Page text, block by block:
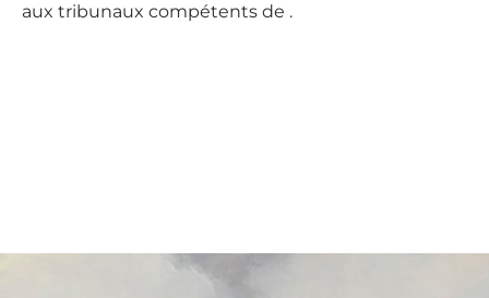
aux tribunaux compétents de .